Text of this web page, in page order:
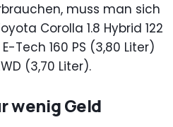
muss man sich
Corolla 1.8 Hybrid 122
Tech 160 PS (3,80 Liter)
(3,70 Liter).
wenig Geld